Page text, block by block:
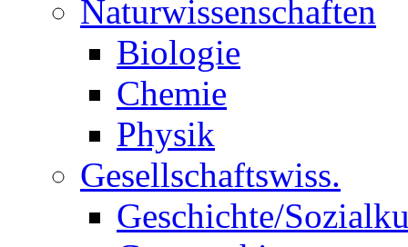
Naturwissenschaften
Biologie
Chemie
Physik
Gesellschaftswiss.
Geschichte/